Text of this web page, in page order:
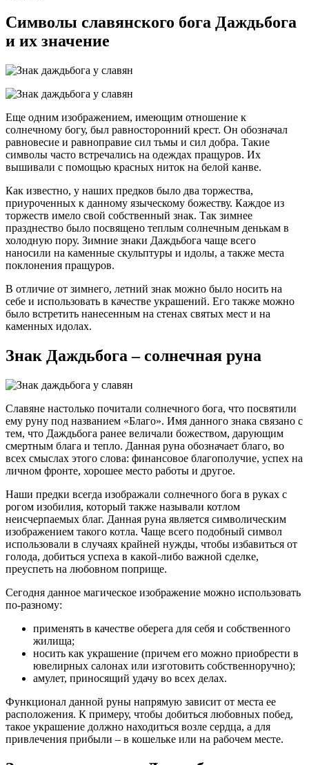
Символы славянского бога Даждьбога
и их значение
Еще одним изображением, имеющим отношение к
солнечному богу, был равносторонний крест. Он обозначал
равновесие и равноправие сил тьмы и сил добра. Такие
символы часто встречались на одеждах пращуров. Их
вышивали с помощью красных ниток на белой канве.
Как известно, у наших предков было два торжества,
приуроченных к данному языческому божеству. Каждое из
торжеств имело свой собственный знак. Так зимнее
празднество было посвящено теплым солнечным денькам в
холодную пору. Зимние знаки Даждьбога чаще всего
наносили на каменные скульптуры и идолы, а также места
поклонения пращуров.
В отличие от зимнего, летний знак можно было носить на
себе и использовать в качестве украшений. Его также можно
было встретить нанесенным на стенах святых мест и на
каменных идолах.
Знак Даждьбога – солнечная руна
Славяне настолько почитали солнечного бога, что посвятили
ему руну под названием «Благо». Имя данного знака связано с
тем, что Даждьбога ранее величали божеством, дарующим
смертным блага и тепло. Данная руна обозначает благо, во
всех смыслах этого слова: финансовое благополучие, успех на
личном фронте, хорошее место работы и другое.
Наши предки всегда изображали солнечного бога в руках с
рогом изобилия, который также называли котлом
неисчерпаемых благ. Данная руна является символическим
изображением такого котла. Чаще всего подобный символ
использовали в случаях крайней нужды, чтобы избавиться от
голода, добиться успеха в какой-либо важной сделке,
преуспеть на любовном поприще.
Сегодня данное магическое изображение можно использовать
по-разному:
применять в качестве оберега для себя и собственного
жилища;
носить как украшение (причем его можно приобрести в
ювелирных салонах или изготовить собственноручно);
амулет, приносящий удачу во всех делах.
Функционал данной руны напрямую зависит от места ее
расположения. К примеру, чтобы добиться любовных побед,
такое украшение должно находиться возле сердца, а для
привлечения прибыли – в кошельке или на рабочем месте.